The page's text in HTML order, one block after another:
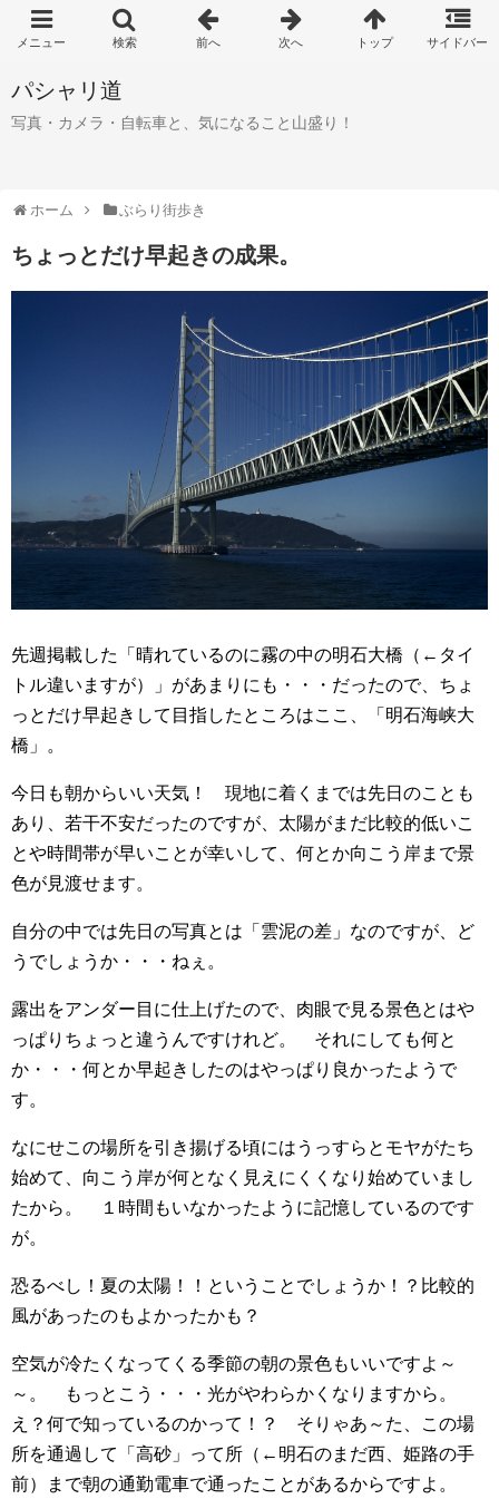
パシャリ道
写真・カメラ・自転車と、気になること山盛り！
ホーム ぶらり街歩き
ちょっとだけ早起きの成果。
先週掲載した「晴れているのに霧の中の明石大橋（←タイ
トル違いますが）」があまりにも・・・だったので、ちょ
っとだけ早起きして目指したところはここ、「明石海峡大
橋」。
今日も朝からいい天気！ 現地に着くまでは先日のことも
あり、若干不安だったのですが、太陽がまだ比較的低いこ
とや時間帯が早いことが幸いして、何とか向こう岸まで景
色が見渡せます。
自分の中では先日の写真とは「雲泥の差」なのですが、ど
うでしょうか・・・ねぇ。
露出をアンダー目に仕上げたので、肉眼で見る景色とはや
っぱりちょっと違うんですけれど。 それにしても何と
か・・・何とか早起きしたのはやっぱり良かったようで
す。
なにせこの場所を引き揚げる頃にはうっすらとモヤがたち
始めて、向こう岸が何となく見えにくくなり始めていまし
たから。 １時間もいなかったように記憶しているのです
が。
恐るべし！夏の太陽！！ということでしょうか！？比較的
風があったのもよかったかも？
空気が冷たくなってくる季節の朝の景色もいいですよ～
～。 もっとこう・・・光がやわらかくなりますから。
え？何で知っているのかって！？ そりゃあ～た、この場
所を通過して「高砂」って所（←明石のまだ西、姫路の手
前）まで朝の通勤電車で通ったことがあるからですよ。